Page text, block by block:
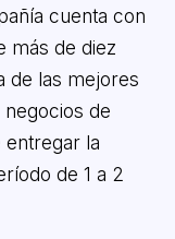
cuenta con
más de diez
de las mejores
de
entregar la
de 1 a 2